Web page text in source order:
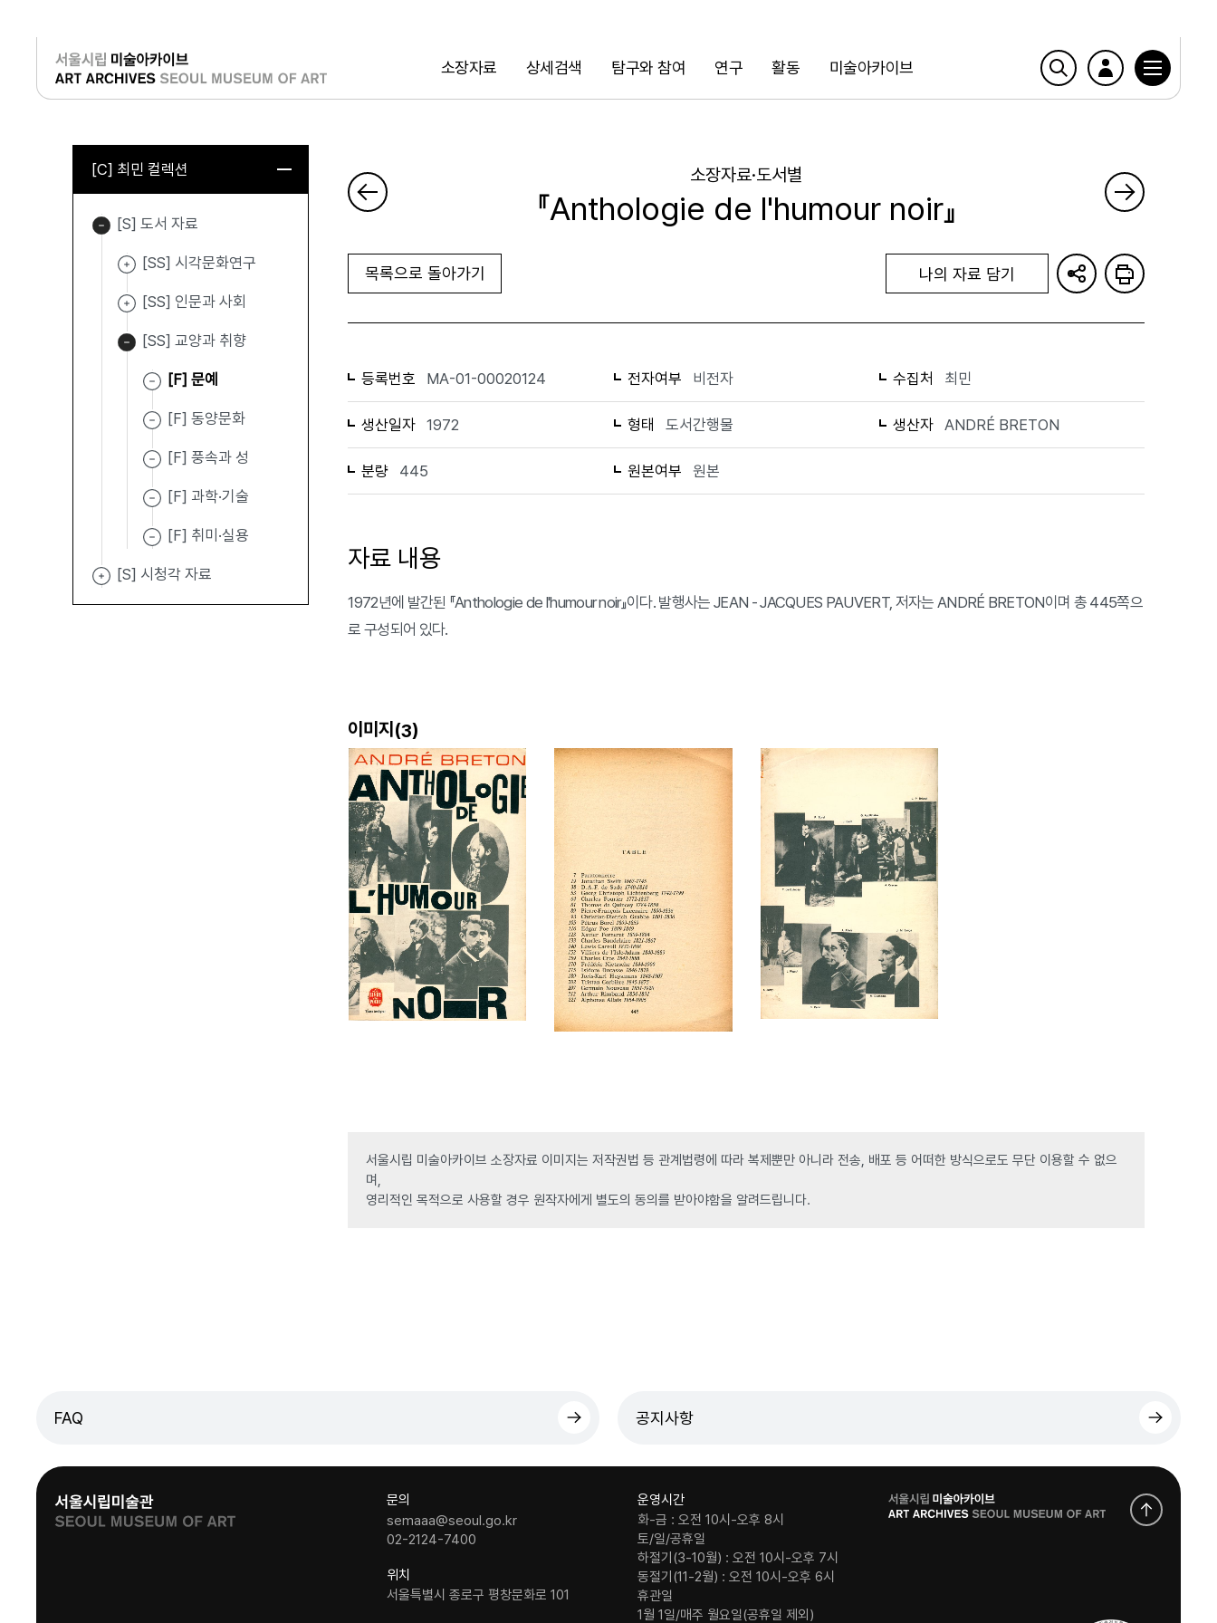
소장자료 상세검색 탐구와 참여 연구 활동 미술아카이브
검색
로그인
[C] 최민 컬렉션
[S] 도서 자료
[SS] 시각문화연구
[SS] 인문과 사회
[SS] 교양과 취향
[F] 문예
[F] 동양문화
[F] 풍속과 성
[F] 과학·기술
[F] 취미·실용
[S] 시청각 자료
소장자료·도서별
『Anthologie de l'humour noir』
목록으로 돌아가기 나의 자료 담기
등록번호 MA-01-00020124 전자여부 비전자 수집처 최민
생산일자 1972 형태 도서간행물 생산자 ANDRÉ BRETON
분량 445 원본여부 원본
자료 내용
1972년에 발간된 『Anthologie de l'humour noir』이다. 발행사는 JEAN - JACQUES PAUVERT, 저자는 ANDRÉ BRETON이며 총 445쪽으
로 구성되어 있다.
이미지(3)
서울시립 미술아카이브 소장자료 이미지는 저작권법 등 관계법령에 따라 복제뿐만 아니라 전송, 배포 등 어떠한 방식으로도 무단 이용할 수 없으
며,
영리적인 목적으로 사용할 경우 원작자에게 별도의 동의를 받아야함을 알려드립니다.
FAQ 공지사항
문의
semaaa@seoul.go.kr
02-2124-7400
위치
서울특별시 종로구 평창문화로 101
운영시간
화-금 : 오전 10시-오후 8시
토/일/공휴일
하절기(3-10월) : 오전 10시-오후 7시
동절기(11-2월) : 오전 10시-오후 6시
휴관일
1월 1일/매주 월요일(공휴일 제외)
로
고